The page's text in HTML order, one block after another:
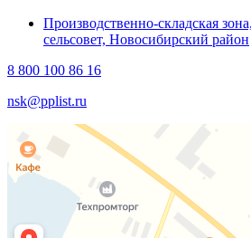
Производственно-складская
сельсовет, Новосибирский район
8 800 100 86 16
nsk@pplist.ru